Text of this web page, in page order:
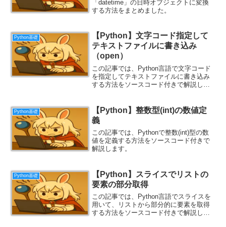
「datetime」の日時オブジェクトに変換
する方法をまとめました。
Python基礎
【Python】文字コード指定して
テキストファイルに書き込み
（open）
この記事では、Python言語で文字コード
を指定してテキストファイルに書き込み
する方法をソースコード付きで解説しま
Python基礎
【Python】整数型(int)の数値定
義
この記事では、Pythonで整数(int)型の数
値を定義する方法をソースコード付きで
解説します。
Python基礎
【Python】スライスでリストの
要素の部分取得
この記事では、Python言語でスライスを
用いて、リストから部分的に要素を取得
する方法をソースコード付きで解説しま